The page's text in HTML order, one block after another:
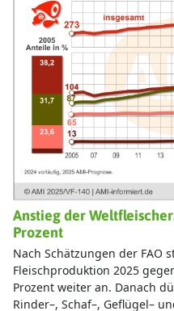
Anstieg der
Prozent
Nach Schätzungen der FAO
Fleischproduktion 2025
Prozent weiter an. Danach
Rinder–, Schaf–, Geflügel–
insgesamt 383,5 Millionen
belaufen. Am stärksten fällt
Schweinefleischerzeugung
Schweinefleisch dagegen
Produktionsrückgang (– 0,4